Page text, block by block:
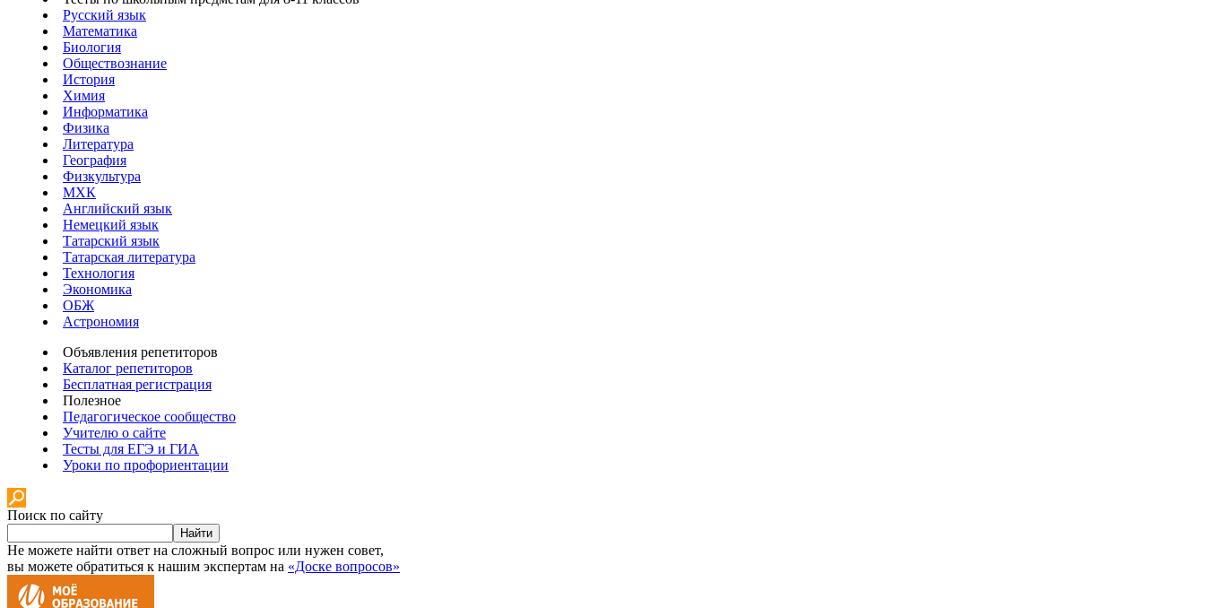
Русский язык
Математика
Биология
Обществознание
История
Химия
Информатика
Физика
Литература
География
Физкультура
МХК
Английский язык
Немецкий язык
Татарский язык
Татарская литература
Технология
Экономика
ОБЖ
Астрономия
Объявления репетиторов
Каталог репетиторов
Бесплатная регистрация
Полезное
Педагогическое сообщество
Учителю о сайте
Тесты для ЕГЭ и ГИА
Уроки по профориентации
Поиск по сайту
Найти
Не можете найти ответ на сложный вопрос или нужен совет,
вы можете обратиться к нашим экспертам на «Доске вопросов»